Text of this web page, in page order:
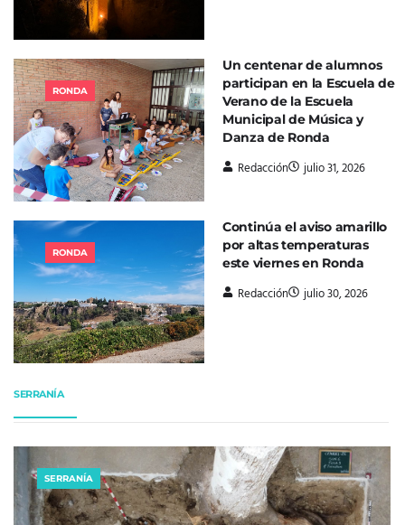
RONDA
Un centenar de alumnos
participan en la Escuela de
Verano de la Escuela
Municipal de Música y
Danza de Ronda
Redacción julio 31, 2026
RONDA
Continúa el aviso amarillo
por altas temperaturas
este viernes en Ronda
Redacción julio 30, 2026
SERRANÍA
SERRANÍA